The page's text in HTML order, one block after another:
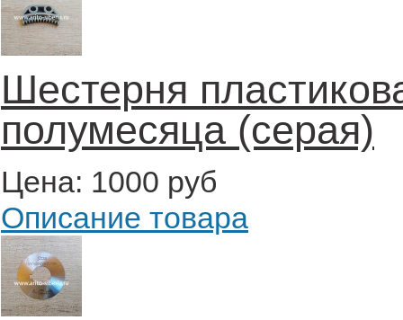
Шестерня
полумесяца (серая)
Цена: 1000 руб
Описание товара